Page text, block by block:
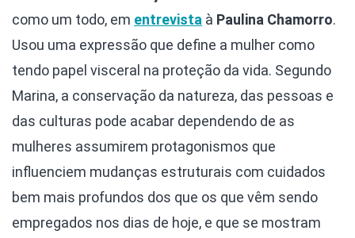
como um todo, em entrevista à Paulina Chamorro.
Usou uma expressão que define a mulher como
tendo papel visceral na proteção da vida. Segundo
Marina, a conservação da natureza, das pessoas e
das culturas pode acabar dependendo de as
mulheres assumirem protagonismos que
influenciem mudanças estruturais com cuidados
bem mais profundos dos que os que vêm sendo
empregados nos dias de hoje, e que se mostram